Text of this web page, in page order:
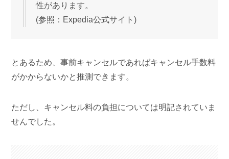
性があります。
(参照：Expedia公式サイト)
とあるため、事前キャンセルであればキャンセル手数料
がかからないかと推測できます。
ただし、キャンセル料の負担については明記されていま
せんでした。